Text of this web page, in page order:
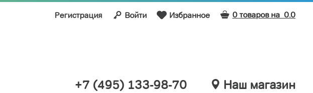
Регистрация Войти Избранное 0 товаров на 0.0
+7 (495) 133-98-70 Наш магазин